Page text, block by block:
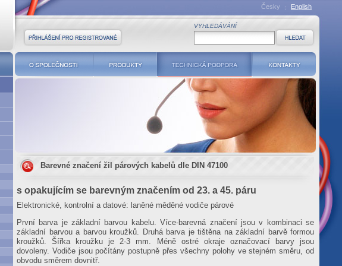
Barevné značení žil párových kabelů dle DIN 47100
s opakujícím se barevným značením od 23. a 45. páru
Elektronické, kontrolní a datové: laněné měděné vodiče párové
První barva je základní barvou kabelu. Více-barevná značení jsou v kombinaci se
základní barvou a barvou kroužků. Druhá barva je tištěna na základní barvě formou
kroužků. Šířka kroužku je 2-3 mm. Méně ostré okraje označovací barvy jsou
dovoleny. Vodiče jsou počítány postupně přes všechny polohy ve stejném směru, od
obvodu směrem dovnitř.
O společnosti Produkty Technická podpora Kontakty
VYHLEDÁVÁNÍ
Přihlášení pro registrované
Česky English